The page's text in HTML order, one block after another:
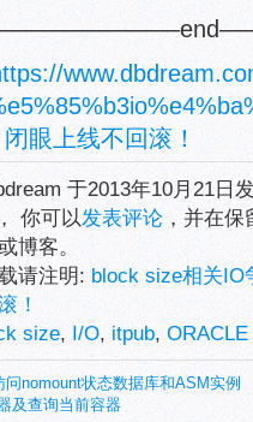
眼上线不回滚！
于2013年10月21日
你可以发表评论 ，并在保
博客。
请注明: block size相关IO
！
size, I/O, itpub, ORACLE
nomount状态数据库和ASM实例
及查询当前容器